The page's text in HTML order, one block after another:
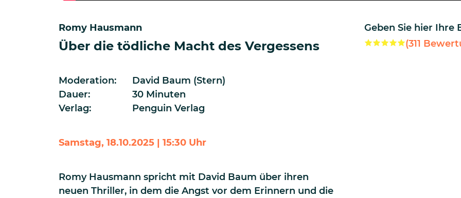
Geben Sie hier Ihre
(311
Romy Hausmann
Über die tödliche Macht des Vergessens
Moderation:
David Baum (Stern)
Dauer:
30 Minuten
Verlag:
Penguin Verlag
Samstag, 18.10.2025 | 15:30 Uhr
Romy Hausmann spricht mit David Baum über ihren
neuen Thriller, in dem die Angst vor dem Erinnern und die